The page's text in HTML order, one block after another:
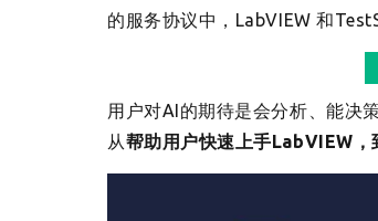
的服务协议中，LabVIEW 和
用户对AI的期待是会分析、能决
从帮助用户快速上手LabVIEW